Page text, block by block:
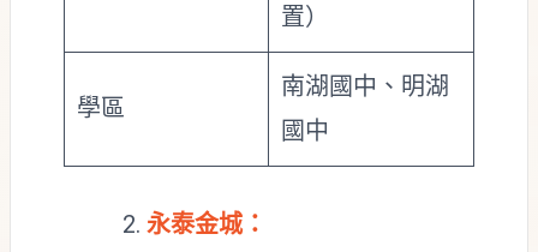
置）
學區
南湖國中、明湖
國中
永泰金城：